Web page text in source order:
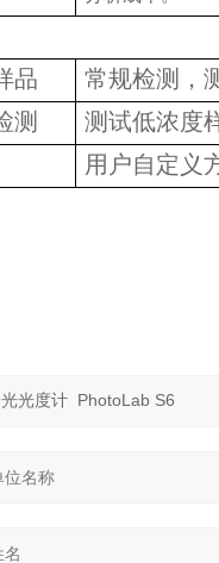
品
常规检测，
测
测试低浓度
用户自定义